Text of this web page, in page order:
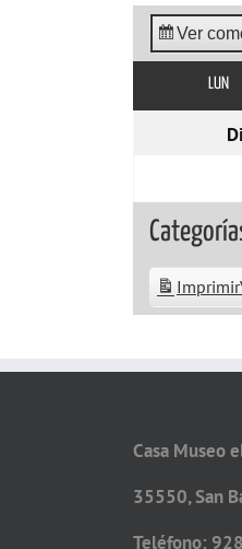
Ver
LUN
Imprimir
Casa Museo
35550, San
Teléfono: